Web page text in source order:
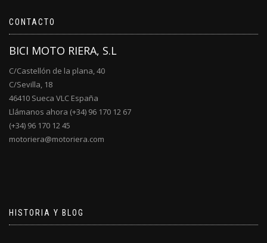
CONTACTO
BICI MOTO RIERA, S.L
C/Castellón de la plana, 40
C/Sevilla, 18
46410 Sueca VLC España
Llámanos ahora (+34) 96 170 12 67
(+34) 96 170 12 45
motoriera@motoriera.com
HISTORIA Y BLOG